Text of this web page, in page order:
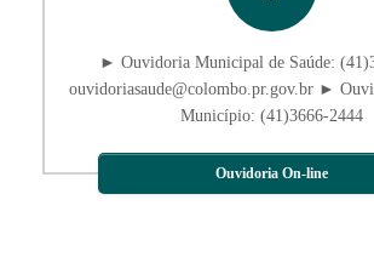
► Ouvidoria Municipal de Saúde:
ouvidoriasaude@colombo.pr.gov.br ►
Município: (41)3666-2444
Ouvidoria On-line